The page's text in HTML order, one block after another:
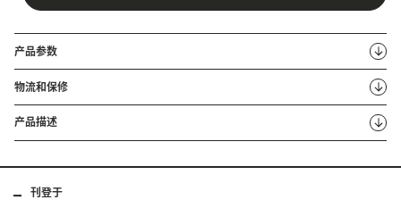
产品参数
物流和保修
产品描述
刊登于